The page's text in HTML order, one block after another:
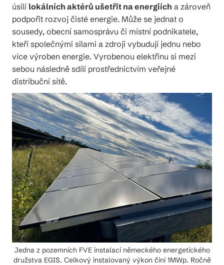
úsilí lokálních aktérů ušetřit na energiích a zároveň
podpořit rozvoj čisté energie. Může se jednat o
sousedy, obecní samosprávu či místní podnikatele,
kteří společnými silami a zdroji vybudují jednu nebo
více výroben energie. Vyrobenou elektřinu si mezi
sebou následně sdílí prostřednictvím veřejné
distribuční sítě.
Jedna z pozemních FVE instalací německého energetického
družstva EGIS. Celkový instalovaný výkon činí 1MWp. Ročně